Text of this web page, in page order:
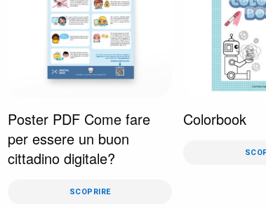
Poster PDF Come fare
per essere un buon
cittadino digitale?
SCOPRIRE
Colorbook